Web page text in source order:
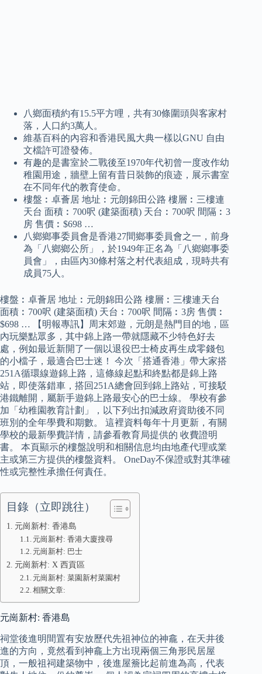
八鄉面積約有15.5平方哩，共有30條圍頭與客家村
落，人口約3萬人。
維基百科的內容和香港民風大典一樣以GNU 自由
文檔許可證發佈。
有趣的是書室於二戰後至1970年代初曾一度改作幼
稚園用途，牆壁上留有昔日裝飾的痕迹，展示書室
在不同年代的教育使命。
樓盤︰卓薈居 地址︰元朗錦田公路 樓層︰三樓連
天台 面積︰700呎 (建築面積) 天台︰700呎 間隔︰3
房 售價︰$698 …
八鄉鄉事委員會是香港27間鄉事委員會之一，前身
為「八鄉鄉公所」，於1949年正名為「八鄉鄉事委
員會」，由區內30條村落之村代表組成，現時共有
成員75人。
樓盤︰卓薈居 地址︰元朗錦田公路 樓層︰三樓連天台
面積︰700呎 (建築面積) 天台︰700呎 間隔︰3房 售價︰
$698 … 【明報專訊】周末郊遊，元朗是熱門目的地，區
內玩樂點眾多，其中錦上路一帶就隱藏不少特色好去
處，例如最近新開了一個以退役巴士椅皮再生成零錢包
的小檔子，最適合巴士迷！ 今次「搭通香港」帶大家搭
251A循環線遊錦上路，這條線起點和終點都是錦上路
站，即使落錯車，搭回251A總會回到錦上路站，可接駁
港鐵離開，屬新手遊錦上路最安心的巴士線。 學校有參
加「幼稚園教育計劃」，以下列出扣減政府資助後不同
班別的全年學費和期數。 這裡資料每年十月更新，有關
學校的最新學費詳情，請參看教育局提供的 收費證明
書。 本頁顯示的樓盤說明和相關信息均由地產代理或業
主或第三方提供的樓盤資料。 OneDay不保證或對其準確
性或完整性承擔任何責任。
目錄（立即跳往）
元崗新村: 香港島
元崗新村: 香港大廈搜尋
元崗新村: 巴士
元崗新村: X 西貢區
元崗新村: 菜園新村菜園村
相關文章:
元崗新村: 香港島
祠堂後進明間置有安放歷代先祖神位的神龕，在天井後
進的方向，竟然看到神龕上方出現兩個三角形民居屋
頂，一般祖祠建築物中，後進屋簷比起前進為高，代表